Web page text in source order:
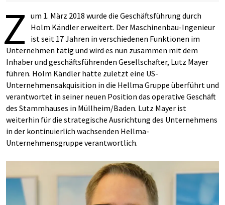
Z um 1. März 2018 wurde die Geschäftsführung durch
Holm Kändler erweitert. Der Maschinenbau-Ingenieur
ist seit 17 Jahren in verschiedenen Funktionen im
Unternehmen tätig und wird es nun zusammen mit dem
Inhaber und geschäftsführenden Gesellschafter, Lutz Mayer
führen. Holm Kändler hatte zuletzt eine US-
Unternehmensakquisition in die Hellma Gruppe überführt und
verantwortet in seiner neuen Position das operative Geschäft
des Stammhauses in Müllheim/Baden. Lutz Mayer ist
weiterhin für die strategische Ausrichtung des Unternehmens
in der kontinuierlich wachsenden Hellma-
Unternehmensgruppe verantwortlich.